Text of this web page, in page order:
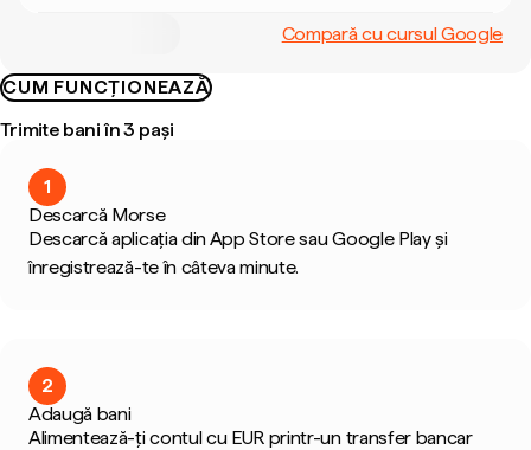
Compară cu cursul Google
CUM FUNCȚIONEAZĂ
Trimite bani în 3 pași
1
Descarcă Morse
Descarcă aplicația din App Store sau Google Play și
înregistrează-te în câteva minute.
2
Adaugă bani
Alimentează-ți contul cu EUR printr-un transfer bancar